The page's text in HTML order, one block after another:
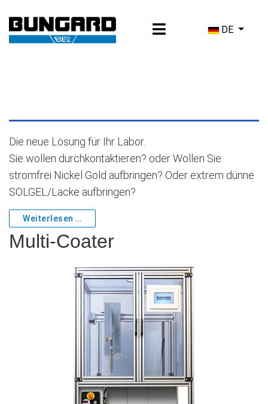
Sprache
DE
Multi-Coater
Die neue Lösung für Ihr Labor.
Sie wollen durchkontaktieren? oder Wollen Sie
stromfrei Nickel Gold aufbringen? Oder extrem dünne
SOLGEL/Lacke aufbringen?
Weiterlesen …